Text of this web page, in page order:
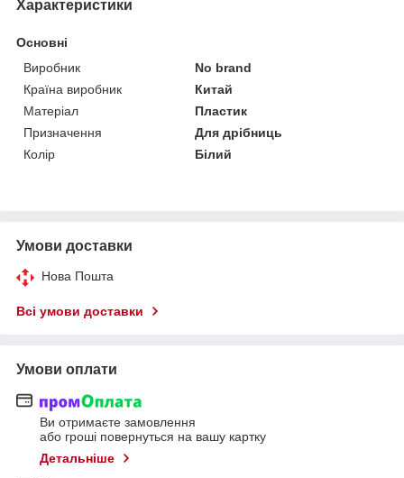
Характеристики
Основні
Виробник
No brand
Країна виробник
Китай
Матеріал
Пластик
Призначення
Для дрібниць
Колір
Білий
Умови доставки
Нова Пошта
Всі умови доставки
Умови оплати
Ви отримаєте замовлення
або гроші повернуться на вашу картку
Детальніше